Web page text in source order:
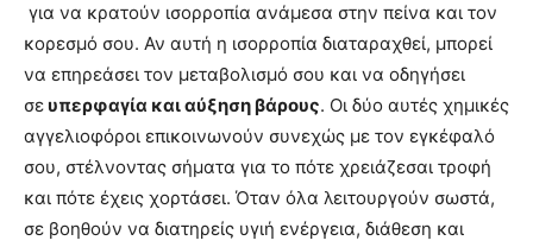
για να κρατούν ισορροπία ανάμεσα στην πείνα και τον
κορεσμό σου. Αν αυτή η ισορροπία διαταραχθεί, μπορεί
να επηρεάσει τον μεταβολισμό σου και να οδηγήσει
σευπερφαγία και αύξηση βάρους. Οι δύο αυτές χημικές
αγγελιοφόροι επικοινωνούν συνεχώς με τον εγκέφαλό
σου, στέλνοντας σήματα για το πότε χρειάζεσαι τροφή
και πότε έχεις χορτάσει. Όταν όλα λειτουργούν σωστά,
σε βοηθούν να διατηρείς υγιή ενέργεια, διάθεση και